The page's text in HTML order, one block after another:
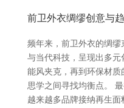
前卫外衣绸缪创意与
频年来，前卫外衣的绸
与当代科技，呈现出多
能风夹克，再到环保材
思学之间寻找均衡点。
越来越多品牌接纳再生